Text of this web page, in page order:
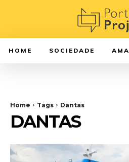
HOME SOCIEDADE
Home Tags Dantas
DANTAS